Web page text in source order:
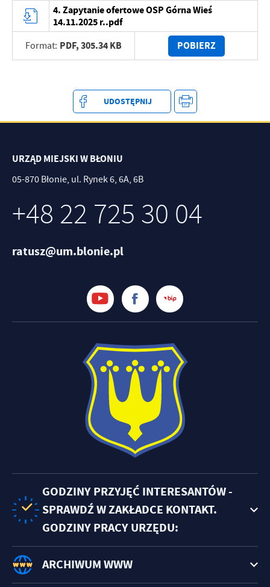
4. Zapytanie ofertowe OSP Górna Wieś
14.11.2025 r..pdf
Format: PDF,305.34 KB POBIERZ
UDOSTĘPNIJ
URZĄD MIEJSKI W BŁONIU
05-870 Błonie, ul. Rynek 6, 6A, 6B
+48 22 725 30 04
ratusz@um.blonie.pl
GODZINY PRZYJĘĆ INTERESANTÓW -
SPRAWDŹ W ZAKŁADCE KONTAKT.
GODZINY PRACY URZĘDU:
ARCHIWUM WWW